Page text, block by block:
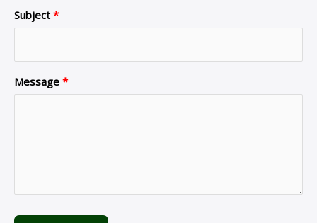
Subject
Message